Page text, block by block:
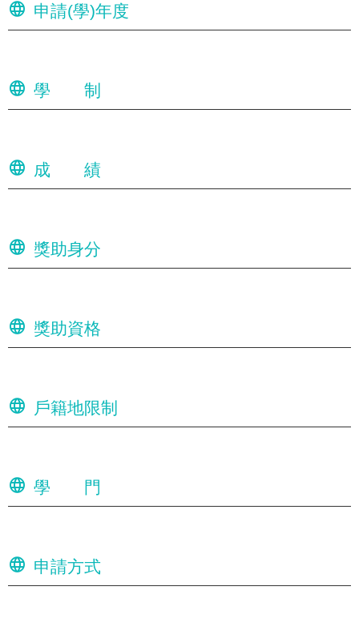
申請(學)年度
學 制
成 績
獎助身分
獎助資格
戶籍地限制
學 門
申請方式